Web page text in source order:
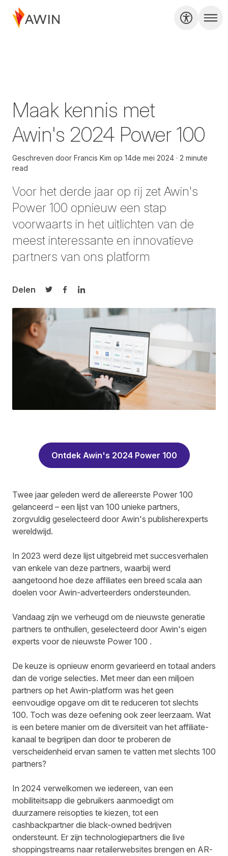
Maak kennis met
Awin's 2024 Power 100
Geschreven door Francis Kim op 14de mei 2024
2 minute
read
Voor het derde jaar op rij zet Awin's
Power 100 opnieuw een stap
voorwaarts in het uitlichten van de
meest interessante en innovatieve
partners van ons platform
Delen
Delen op Twitter
Delen op Facebook
Delen op LinkedIn
Ontdek Awin's 2024 Power 100
Twee jaar geleden werd de allereerste Power 100
gelanceerd – een lijst van 100 unieke partners,
zorgvuldig geselecteerd door Awin's publisherexperts
wereldwijd.
In 2023 werd deze lijst uitgebreid met succesverhalen
van enkele van deze partners, waarbij werd
aangetoond hoe deze affiliates een breed scala aan
doelen voor Awin-adverteerders ondersteunden.
Vandaag zijn we verheugd om de nieuwste generatie
partners te onthullen, geselecteerd door Awin's eigen
experts voor de nieuwste Power 100 .
De keuze is opnieuw enorm gevarieerd en totaal anders
dan de vorige selecties. Met meer dan een miljoen
partners op het Awin-platform was het geen
eenvoudige opgave om dit te reduceren tot slechts
100. Toch was deze oefening ook zeer leerzaam. Wat
is een betere manier om de diversiteit van het affiliate-
kanaal te begrijpen dan door te proberen de
verscheidenheid ervan samen te vatten met slechts 100
partners?
In 2024 verwelkomen we iedereen, van een
mobiliteitsapp die gebruikers aanmoedigt om
duurzamere reisopties te kiezen, tot een
cashbackpartner die black-owned bedrijven
ondersteunt. Er zijn technologiepartners die live
shoppingstreams naar retailerwebsites brengen en AR-